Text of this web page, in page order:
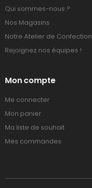
Qui sommes-nous ?
Nos Magasins
Notre Atelier de Confection
Rejoignez nos équipes !
Mon compte
Me connecter
Mon panier
Ma liste de souhait
Mes commandes